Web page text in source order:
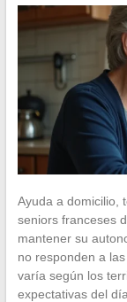
Ayuda a domicilio,
seniors franceses
mantener su
no responden a
varía según los
expectativas del